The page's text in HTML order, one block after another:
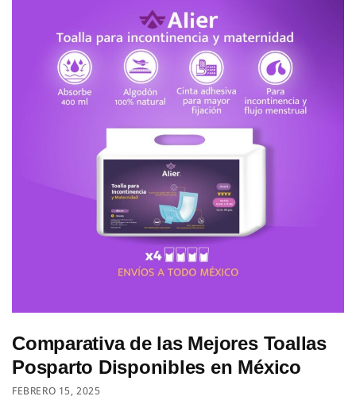
Comparativa de las Mejores Toallas
Posparto Disponibles en México
FEBRERO 15, 2025